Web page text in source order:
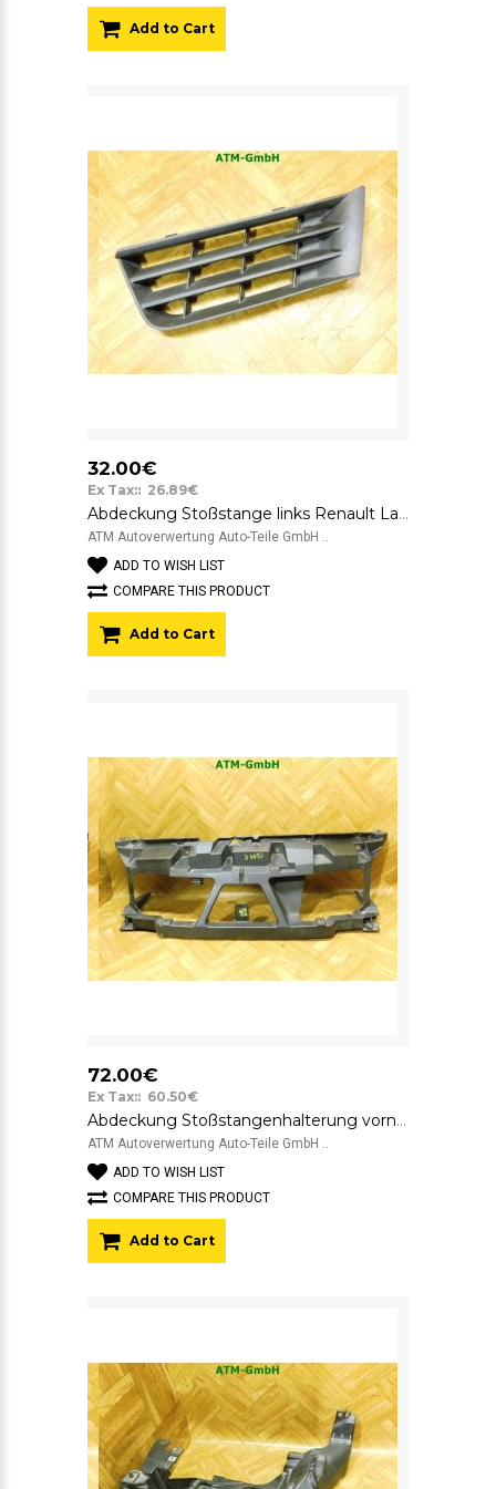
Add to Cart
32.00€
Ex Tax:: 26.89€
Abdeckung Stoßstange links Renault Laguna 2 II Kombi Fahrerseite 20101013
ATM Autoverwertung Auto-Teile GmbH ..
ADD TO WISH LIST
COMPARE THIS PRODUCT
Add to Cart
72.00€
Ex Tax:: 60.50€
Abdeckung Stoßstangenhalterung vorne Renault Megane Scenic 2 II 8200140174B
ATM Autoverwertung Auto-Teile GmbH ..
ADD TO WISH LIST
COMPARE THIS PRODUCT
Add to Cart